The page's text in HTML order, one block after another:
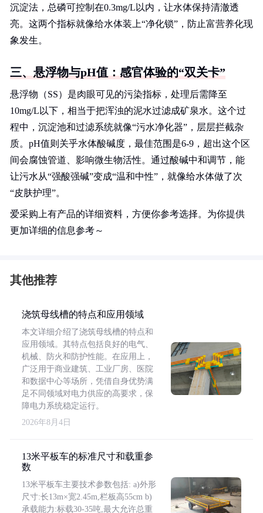
沉淀法，总磷可控制在0.3mg/L以内，让水体保持清澈透
亮。这两个指标就像给水体装上“净化锁”，防止富营养化现
象发生。
三、悬浮物与pH值：感官体验的“双关卡”
悬浮物（SS）是肉眼可见的污染指标，处理后需降至
10mg/L以下，相当于把浑浊的泥水过滤成矿泉水。这个过
程中，沉淀池和过滤系统就像“污水净化器”，层层拦截杂
质。pH值则关乎水体酸碱度，最佳范围是6-9，超出这个区
间会腐蚀管道、影响微生物活性。通过酸碱中和调节，能
让污水从“强酸强碱”变成“温和中性”，就像给水体做了次
“皮肤护理”。
爱采购上有产品的详细资料，方便你参考选择。为你提供
更加详细的信息参考～
其他推荐
浇筑母线槽的特点和应用领域
本文详细介绍了浇筑母线槽的特点和
应用领域。其特点包括良好的电气、
机械、防火和防护性能。在应用上，
广泛用于商业建筑、工业厂房、医院
和数据中心等场所，凭借自身优势满
足不同领域对电力供应的高要求，保
障电力系统稳定运行。
2026年8月4日
13米平板车的标准尺寸和载重参
数
13米平板车主要技术参数包括: a)外形
尺寸:长13m×宽2.45m,栏板高55cm b)
承载能力:标载30-35吨,最大允许总重